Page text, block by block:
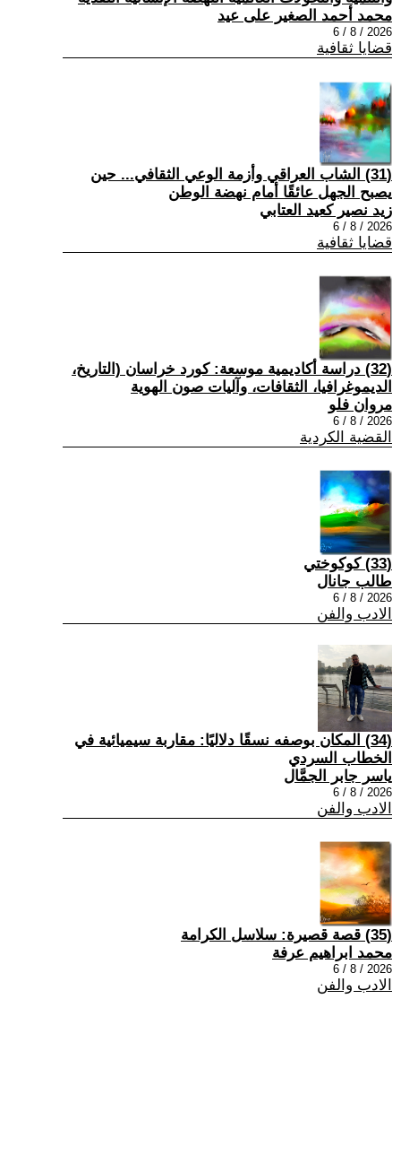
محمد أحمد الصغير على عيد
2026 / 8 / 6
قضايا ثقافية
(31) الشاب العراقي وأزمة الوعي الثقافي... حين
يصبح الجهل عائقًا أمام نهضة الوطن
زيد نصير كعيد العتابي
2026 / 8 / 6
قضايا ثقافية
(32) دراسة أكاديمية موسعة: كورد خراسان (التاريخ،
الديموغرافيا، الثقافات، وآليات صون الهوية
مروان فلو
2026 / 8 / 6
القضية الكردية
(33) كوكوختي
طالب جانال
2026 / 8 / 6
الادب والفن
(34) المكان بوصفه نسقًا دلاليًا: مقاربة سيميائية في
الخطاب السردي
ياسر جابر الجمَّال
2026 / 8 / 6
الادب والفن
(35) قصة قصيرة: سلاسل الكرامة
محمد ابراهيم عرفة
2026 / 8 / 6
الادب والفن